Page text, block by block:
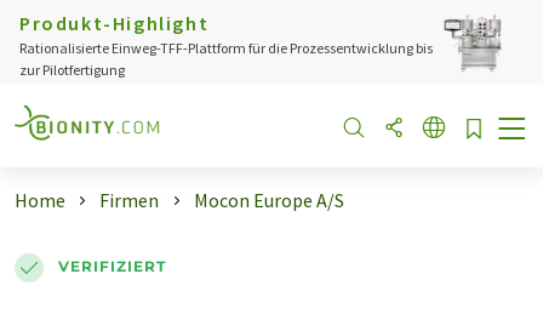
Produkt-Highlight
Rationalisierte Einweg-TFF-Plattform für die Prozessentwicklung bis
zur Pilotfertigung
Home Firmen Mocon Europe A/S
VERIFIZIERT